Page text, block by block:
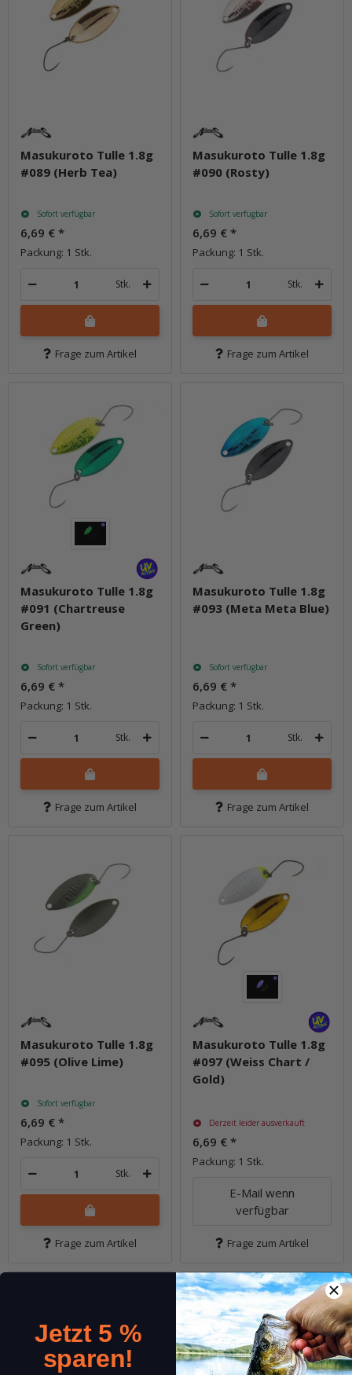
Masukuroto Tulle 1.8g
#089 (Herb Tea)
Sofort verfügbar
6,69 € *
Packung: 1 Stk.
Stk.
Frage zum Artikel
Masukuroto Tulle 1.8g
#090 (Rosty)
Sofort verfügbar
6,69 € *
Packung: 1 Stk.
Stk.
Frage zum Artikel
Masukuroto Tulle 1.8g
#091 (Chartreuse
Green)
Sofort verfügbar
6,69 € *
Packung: 1 Stk.
Stk.
Frage zum Artikel
Masukuroto Tulle 1.8g
#093 (Meta Meta Blue)
Sofort verfügbar
6,69 € *
Packung: 1 Stk.
Stk.
Frage zum Artikel
Masukuroto Tulle 1.8g
#095 (Olive Lime)
Sofort verfügbar
6,69 € *
Packung: 1 Stk.
Stk.
Frage zum Artikel
Masukuroto Tulle 1.8g
#097 (Weiss Chart /
Gold)
Derzeit leider ausverkauft
6,69 € *
Packung: 1 Stk.
E-Mail wenn
verfügbar
Frage zum Artikel
Jetzt 5 %
sparen!